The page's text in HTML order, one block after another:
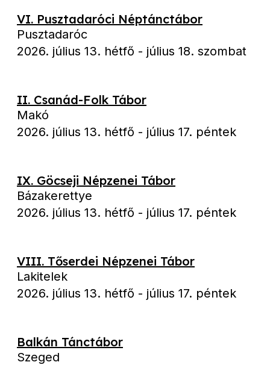
VI. Pusztadaróci Néptánctábor
Pusztadaróc
2026. július 13. hétfő - július 18. szombat
II. Csanád-Folk Tábor
Makó
2026. július 13. hétfő - július 17. péntek
IX. Göcseji Népzenei Tábor
Bázakerettye
2026. július 13. hétfő - július 17. péntek
VIII. Tőserdei Népzenei Tábor
Lakitelek
2026. július 13. hétfő - július 17. péntek
Balkán Tánctábor
Szeged